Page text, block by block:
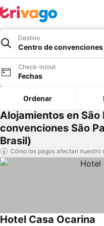
Destino
Centro de convenciones
Check-in/out
Fechas
Ordenar
Alojamientos en
convenciones São
Brasil)
Cómo los pagos afectan nuestro
Hotel Casa Ocarina